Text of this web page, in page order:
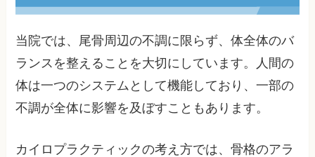
当院では、尾骨周辺の不調に限らず、体全体のバ
ランスを整えることを大切にしています。人間の
体は一つのシステムとして機能しており、一部の
不調が全体に影響を及ぼすこともあります。
カイロプラクティックの考え方では、骨格のアラ